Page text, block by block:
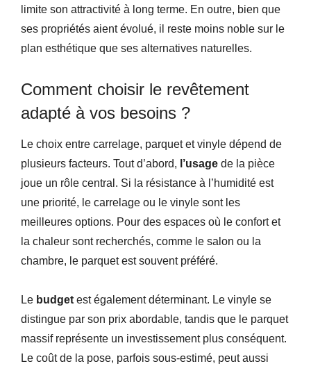
limite son attractivité à long terme. En outre, bien que
ses propriétés aient évolué, il reste moins noble sur le
plan esthétique que ses alternatives naturelles.
Comment choisir le revêtement
adapté à vos besoins ?
Le choix entre carrelage, parquet et vinyle dépend de
plusieurs facteurs. Tout d’abord, l’usage de la pièce
joue un rôle central. Si la résistance à l’humidité est
une priorité, le carrelage ou le vinyle sont les
meilleures options. Pour des espaces où le confort et
la chaleur sont recherchés, comme le salon ou la
chambre, le parquet est souvent préféré.
Le budget est également déterminant. Le vinyle se
distingue par son prix abordable, tandis que le parquet
massif représente un investissement plus conséquent.
Le coût de la pose, parfois sous-estimé, peut aussi